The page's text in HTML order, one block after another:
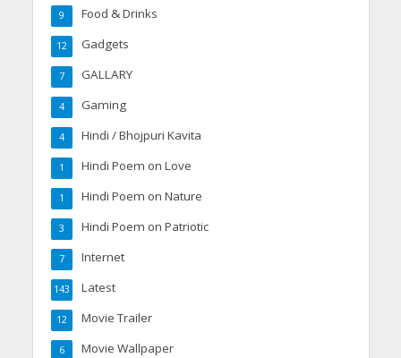
Food & Drinks
9
Gadgets
12
GALLARY
7
Gaming
4
Hindi / Bhojpuri Kavita
4
Hindi Poem on Love
1
Hindi Poem on Nature
1
Hindi Poem on Patriotic
3
Internet
7
Latest
143
Movie Trailer
12
Movie Wallpaper
6